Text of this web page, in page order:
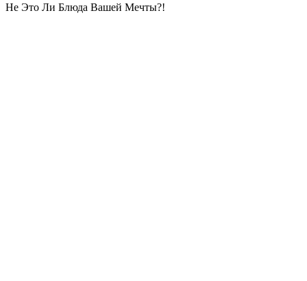
Не Это Ли Блюда Вашей Мечты?!